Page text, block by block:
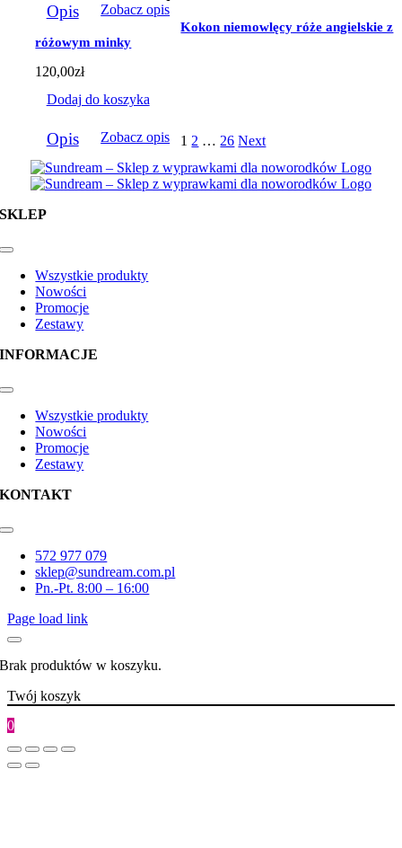
Opis Zobacz opis
Kokon niemowlęcy róże angielskie z
różowym minky
120,00zł
Dodaj do koszyka
Opis Zobacz opis 1 2 … 26 Next
SKLEP
Toggle
NavigationWszystkie produkty
Nowości
Promocje
Zestawy
INFORMACJE
Toggle
NavigationWszystkie produkty
Nowości
Promocje
Zestawy
KONTAKT
Toggle
Navigation572 977 079
sklep@sundream.com.pl
Pn.-Pt. 8:00 – 16:00
Page load link
Brak produktów w koszyku.
Twój koszyk
0